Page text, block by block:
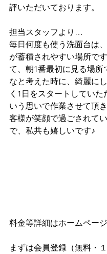
評いただいております。
担当スタッフより…
毎日何度も使う洗面台は
が蓄積されやすい場所で
て、朝1番最初に見る場所
なと考えた時に、綺麗に
く1日をスタートしていた
いう思いで作業させて頂
客様が笑顔で過ごされて
で、私共も嬉しいです♪
料金等詳細はホームペー
まずは会員登録（無料・